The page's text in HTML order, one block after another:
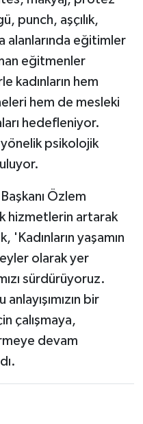
punch, aşçılık,
alanlarında eğitimler
eğitmenler
kadınların hem
hem de mesleki
hedefleniyor.
yönelik psikolojik
Özlem
hizmetlerin artarak
yaşamın
olarak yer
sürdürüyoruz.
bir
çalışmaya,
devam